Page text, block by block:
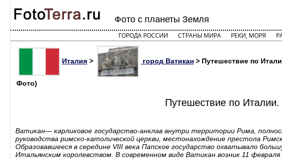
Фото с планеты Земля
ГОРОДА РОССИИ СТРАНЫ МИРА РЕКИ, МОРЯ
Италия > город Ватикан > Путешествие по
Фото)
Путешествие по
Ватикан— карликовое государство-анклав внутри территории Рима,
руководства римско-католической церкви, местонахождение престола
Образовавшееся в середине VIII века Папское государство охватывало
Итальянским королевством. В современном виде Ватикан возник 11